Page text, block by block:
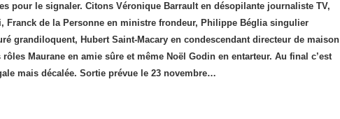
pour le signaler. Citons Véronique Barrault en désopilante journaliste TV,
Franck de la Personne en ministre frondeur, Philippe Béglia singulier
grandiloquent, Hubert Saint-Macary en condescendant directeur de maison
Maurane en amie sûre et même Noël Godin en entarteur. Au final c’est
mais décalée. Sortie prévue le 23 novembre…